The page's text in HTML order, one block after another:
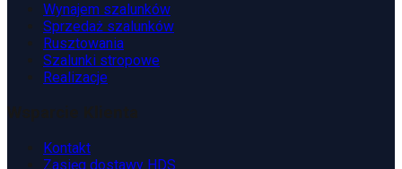
Wynajem szalunków
Sprzedaż szalunków
Rusztowania
Szalunki stropowe
Realizacje
Kontakt
Zasięg dostawy HDS